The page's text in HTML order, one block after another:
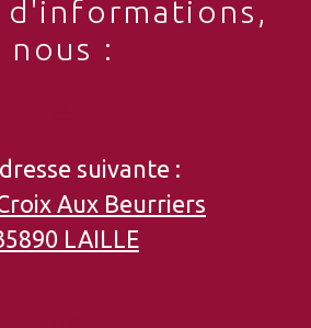
d'informations,
:
suivante :
Aux Beurriers
LAILLE